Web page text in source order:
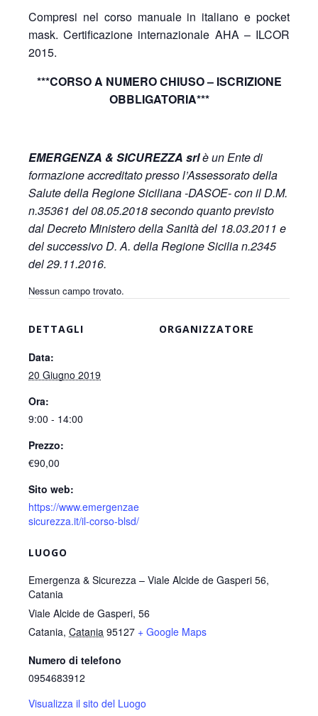
Compresi nel corso manuale in italiano e pocket
mask. Certificazione internazionale AHA – ILCOR
2015.
***CORSO A NUMERO CHIUSO – ISCRIZIONE
OBBLIGATORIA***
EMERGENZA & SICUREZZA srlè un Ente di
formazione accreditato presso l’Assessorato della
Salute della Regione Siciliana -DASOE- con il D.M.
n.35361 del 08.05.2018 secondo quanto previsto
dal Decreto Ministero della Sanità del 18.03.2011 e
del successivo D. A. della Regione Sicilia n.2345
del 29.11.2016.
Nessun campo trovato.
DETTAGLI
Data:
20 Giugno 2019
Ora:
9:00 - 14:00
Prezzo:
€90,00
Sito web:
https://www.emergenzae
sicurezza.it/il-corso-blsd/
LUOGO
Emergenza & Sicurezza – Viale Alcide de Gasperi 56,
Catania
Viale Alcide de Gasperi, 56
Catania, Catania 95127 + Google Maps
Numero di telefono
0954683912
Visualizza il sito del Luogo
ORGANIZZATORE